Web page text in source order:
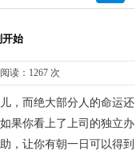
开始
读：1267 次
，而绝大部分人的命运还
果你看上了上司的独立办
，让你有朝一日可以得到